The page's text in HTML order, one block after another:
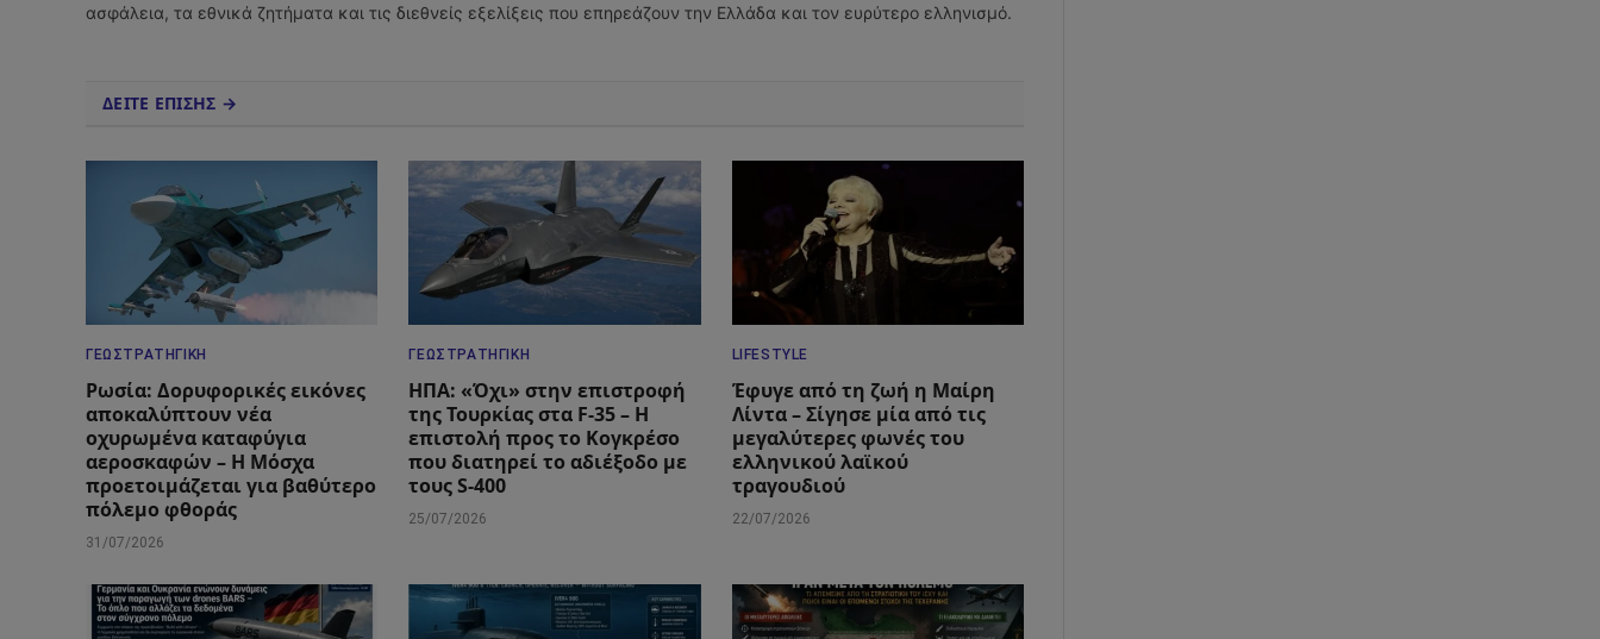
ασφάλεια, τα εθνικά ζητήματα και τις διεθνείς εξελίξεις που επηρεάζουν την Ελλάδα και τον ευρύτερο ελληνισμό.
ΔΕΙΤΕ ΕΠΙΣΗΣ →
ΓΕΩΣΤΡΑΤΗΓΙΚΉ
Ρωσία: Δορυφορικές εικόνες
αποκαλύπτουν νέα
οχυρωμένα καταφύγια
αεροσκαφών – Η Μόσχα
προετοιμάζεται για βαθύτερο
πόλεμο φθοράς
31/07/2026
ΓΕΩΣΤΡΑΤΗΓΙΚΉ
ΗΠΑ: «Όχι» στην επιστροφή
της Τουρκίας στα F-35 – Η
επιστολή προς το Κογκρέσο
που διατηρεί το αδιέξοδο με
τους S-400
25/07/2026
LIFESTYLE
Έφυγε από τη ζωή η Μαίρη
Λίντα – Σίγησε μία από τις
μεγαλύτερες φωνές του
ελληνικού λαϊκού
τραγουδιού
22/07/2026